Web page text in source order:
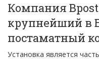
Компания
крупнейший в
постаматный
Установка является